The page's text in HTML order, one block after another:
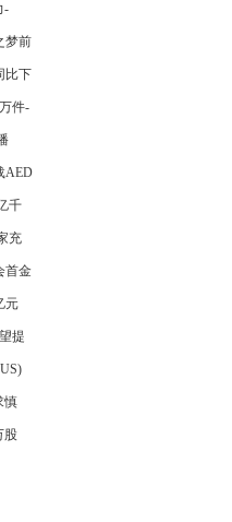
-
梦前
比下
件-
AED
千
充
首金
元
提
慎
股